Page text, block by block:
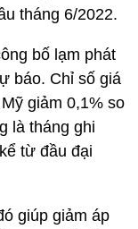
tháng 6/2022.
bố lạm phát
báo. Chỉ số giá
giảm 0,1% so
là tháng ghi
từ đầu đại
giúp giảm áp